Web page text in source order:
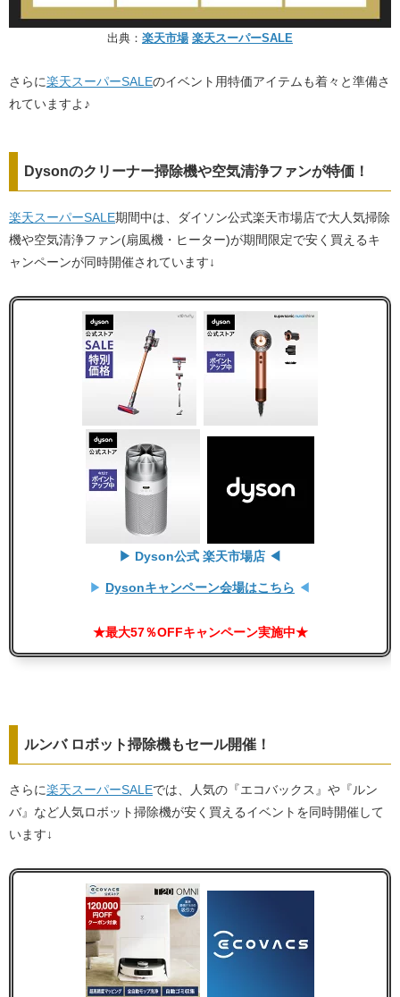
出典： 楽天市場 楽天スーパーSALE
さらに楽天スーパーSALEのイベント用特価アイテムも着々と準備さ
れていますよ♪
Dysonのクリーナー掃除機や空気清浄ファンが特価！
楽天スーパーSALE期間中は、ダイソン公式楽天市場店で大人気掃除
機や空気清浄ファン(扇風機・ヒーター)が期間限定で安く買えるキ
ャンペーンが同時開催されています↓
▶ Dyson公式 楽天市場店 ◀
▶ Dysonキャンペーン会場はこちら ◀
★最大57％OFFキャンペーン実施中★
ルンバ ロボット掃除機もセール開催！
さらに楽天スーパーSALEでは、人気の『エコバックス』や『ルン
バ』など人気ロボット掃除機が安く買えるイベントを同時開催して
います↓